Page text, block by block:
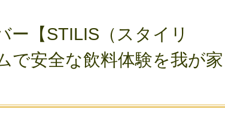
ー【STILIS（スタイリ
で安全な飲料体験を我が家